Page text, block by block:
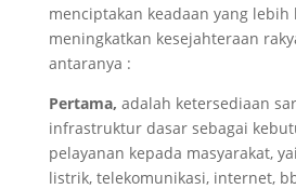
menciptakan keadaan yang lebih
meningkatkan kesejahteraan
antaranya :
Pertama, adalah ketersediaan
infrastruktur dasar sebagai
pelayanan kepada masyarakat,
listrik, telekomunikasi, internet,